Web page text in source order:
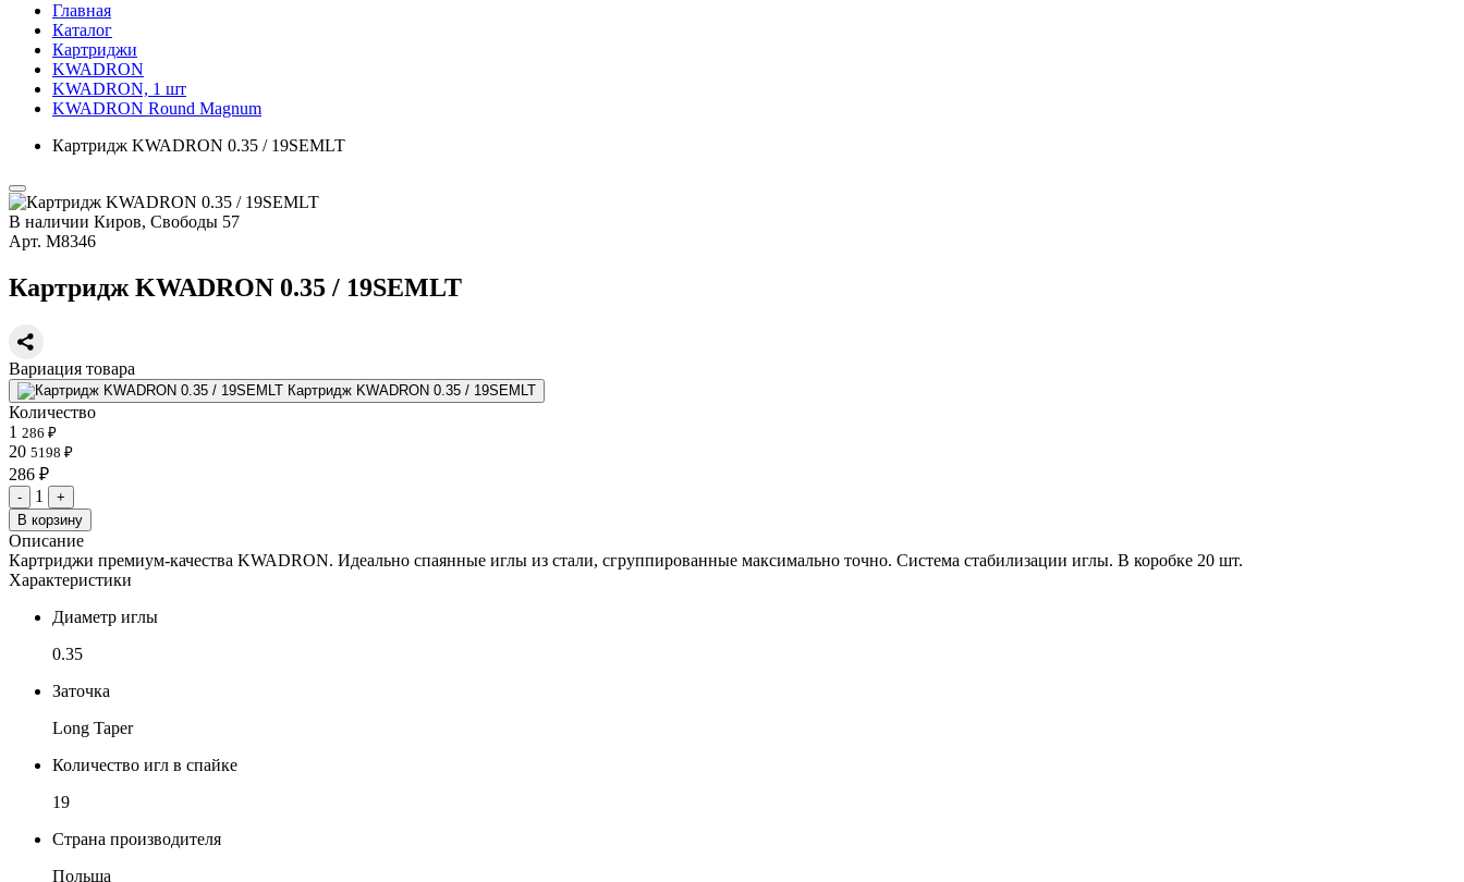
Главная
Каталог
Картриджи
KWADRON
KWADRON, 1 шт
KWADRON Round Magnum
Картридж KWADRON 0.35 / 19SEMLT
В наличии Киров, Свободы 57
Арт. М8346
Картридж KWADRON 0.35 / 19SEMLT
Вариация товара
Картридж KWADRON 0.35 / 19SEMLT
Количество
1 286 ₽
20 5198 ₽
286 ₽
- 1
+
В корзину
Описание
Картриджи премиум-качества KWADRON. Идеально спаянные иглы из стали, сгруппированные максимально точно. Система стабилизации иглы. В коробке 20 шт.
Характеристики
Диаметр иглы
0.35
Заточка
Long Taper
Количество игл в спайке
19
Страна производителя
Польша